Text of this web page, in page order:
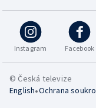
Instagram Facebook
© Česká televize
English•Ochrana